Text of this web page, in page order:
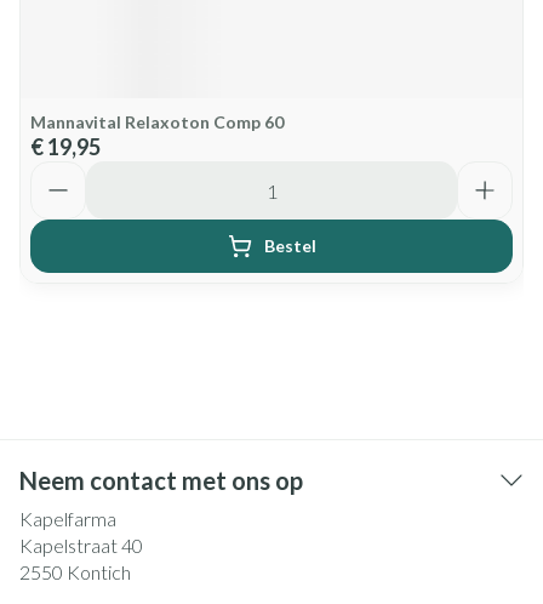
Mannavital Relaxoton Comp 60
€ 19,95
Bestel
Neem contact met ons op
Kapelfarma
Kapelstraat 40
2550 Kontich